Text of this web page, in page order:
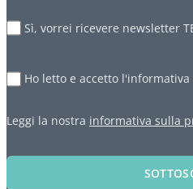
Sì, vorrei ricevere newsletter
Ho letto e accetto
Leggi la nostra informativa sulla